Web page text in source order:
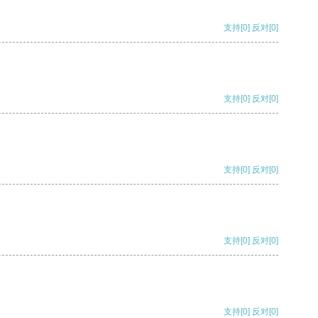
支持[0] 反对[0]
支持[0] 反对[0]
支持[0] 反对[0]
支持[0] 反对[0]
支持[0] 反对[0]